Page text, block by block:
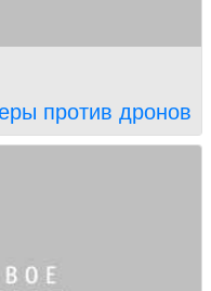
против дронов